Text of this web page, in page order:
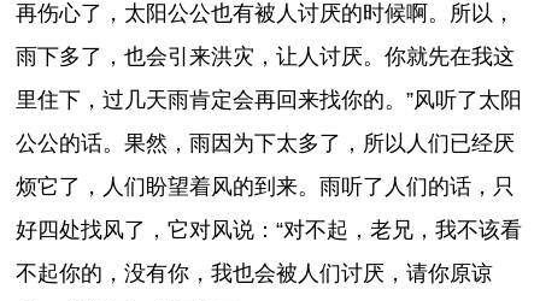
再伤心了，太阳公公也有被人讨厌的时候啊。所以，
雨下多了，也会引来洪灾，让人讨厌。你就先在我这
里住下，过几天雨肯定会再回来找你的。”风听了太阳
公公的话。果然，雨因为下太多了，所以人们已经厌
烦它了，人们盼望着风的到来。雨听了人们的话，只
好四处找风了，它对风说：“对不起，老兄，我不该看
不起你的，没有你，我也会被人们讨厌，请你原谅